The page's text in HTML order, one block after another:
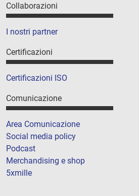
Collaborazioni
I nostri partner
Certificazioni
Certificazioni ISO
Comunicazione
Area Comunicazione
Social media policy
Podcast
Merchandising e shop
5xmille